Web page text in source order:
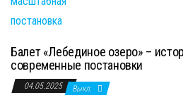
Балет «Лебединое озеро» –
современные постановки
04.05.2025 Выкл.